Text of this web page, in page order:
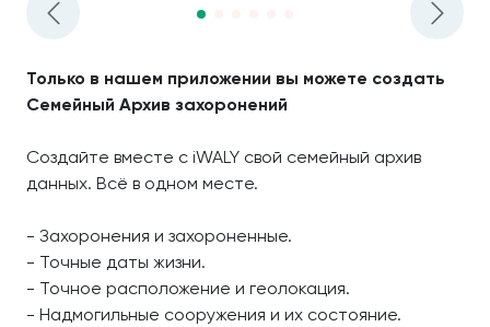
Только в нашем приложении вы можете создать
Семейный Архив захоронений
Создайте вместе с iWALY свой семейный архив
данных. Всё в одном месте.
- Захоронения и захороненные.
- Точные даты жизни.
- Точное расположение и геолокация.
- Надмогильные сооружения и их состояние.